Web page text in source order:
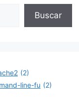
Buscar
(2)
line-fu (2)